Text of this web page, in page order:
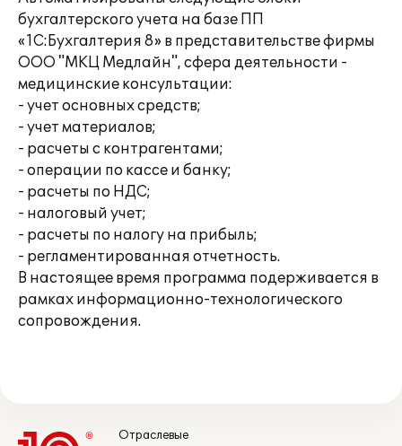
бухгалтерского учета на базе ПП
«1С:Бухгалтерия 8» в представительстве фирмы
ООО "МКЦ Медлайн", сфера деятельности -
медицинские консультации:
- учет основных средств;
- учет материалов;
- расчеты с контрагентами;
- операции по кассе и банку;
- расчеты по НДС;
- налоговый учет;
- расчеты по налогу на прибыль;
- регламентированная отчетность.
В настоящее время программа подерживается в
рамках информационно-технологического
сопровождения.
Отраслевые